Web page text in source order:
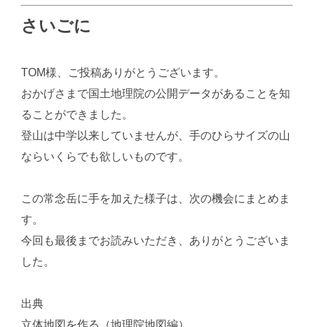
さいごに
TOM様、ご投稿ありがとうございます。
おかげさまで国土地理院の公開データがあることを知
ることができました。
登山は中学以来していませんが、手のひらサイズの山
ならいくらでも欲しいものです。
この常念岳に手を加えた様子は、次の機会にまとめま
す。
今回も最後までお読みいただき、ありがとうございま
した。
出典
立体地図を作る（地理院地図編）